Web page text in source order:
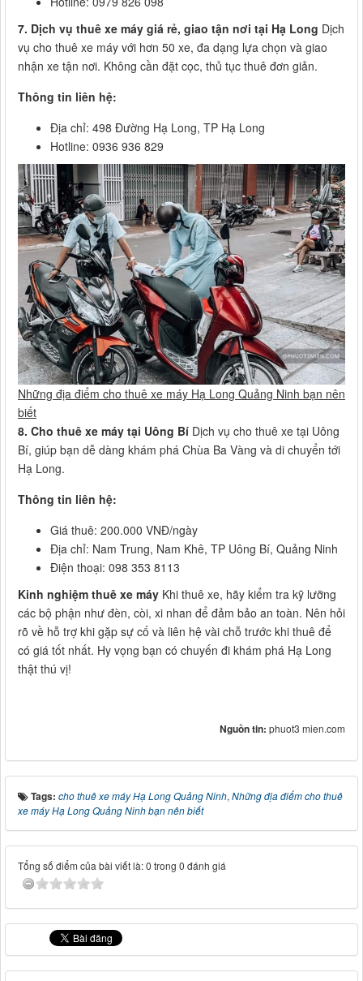
7. Dịch vụ thuê xe máy giá rẻ, giao tận nơi tại Hạ Long Dịch
vụ cho thuê xe máy với hơn 50 xe, đa dạng lựa chọn và giao
nhận xe tận nơi. Không cần đặt cọc, thủ tục thuê đơn giản.
Thông tin liên hệ:
Địa chỉ: 498 Đường Hạ Long, TP Hạ Long
Hotline: 0936 936 829
Những địa điểm cho thuê xe máy Hạ Long Quảng Ninh bạn nên
biết
8. Cho thuê xe máy tại Uông Bí Dịch vụ cho thuê xe tại Uông
Bí, giúp bạn dễ dàng khám phá Chùa Ba Vàng và di chuyển tới
Hạ Long.
Thông tin liên hệ:
Giá thuê: 200.000 VNĐ/ngày
Địa chỉ: Nam Trung, Nam Khê, TP Uông Bí, Quảng Ninh
Điện thoại: 098 353 8113
Kinh nghiệm thuê xe máy Khi thuê xe, hãy kiểm tra kỹ lưỡng
các bộ phận như đèn, còi, xi nhan để đảm bảo an toàn. Nên hỏi
rõ về hỗ trợ khi gặp sự cố và liên hệ vài chỗ trước khi thuê để
có giá tốt nhất. Hy vọng bạn có chuyến đi khám phá Hạ Long
thật thú vị!
Nguồn tin: phuot3 mien.com
Tags: cho thuê xe máy Hạ Long Quảng Ninh, Những địa điểm cho thuê
xe máy Hạ Long Quảng Ninh bạn nên biết
Tổng số điểm của bài viết là: 0 trong 0 đánh giá